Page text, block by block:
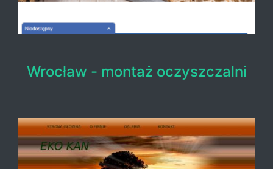
Wrocław - montaż oczyszczalni